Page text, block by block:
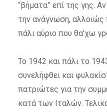
“βήματα” επί της γης.
την ανάγνωση, αλλοιώς
πάλι αύριο που θα’χω
Το 1942 και πάλι το
συνελήφθει και
πατριώτες για την
κατά των Ιταλών.